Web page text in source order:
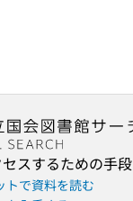
スするための手段
トで資料を読む